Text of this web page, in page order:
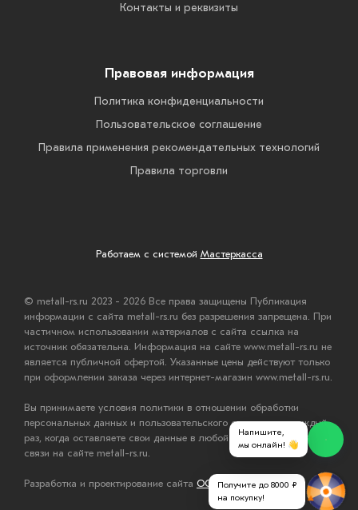
Контакты и реквизиты
Правовая информация
Политика конфиденциальности
Пользовательское соглашение
Правила применения рекомендательных технологий
Правила торговли
Работаем с системой Мастеркасса
© metall-rs.ru 2023 - 2026 Все права защищены Публикация
информации с сайта metall-rs.ru без разрешения запрещена. При
частичном использовании материалов с сайта ссылка на
источник обязательна. Информация на сайте www.metall-rs.ru не
является публичной офертой. Указанные цены действуют только
при оформлении заказа через интернет-магазин www.metall-rs.ru.
Вы принимаете условия политики в отношении обработки
персональных данных и пользовательского соглашения каждый
раз, когда оставляете свои данные в любой форме обратной
связи на сайте metall-rs.ru.
Разработка и проектирование сайта ООО "Мастервеб"
Напишите,
мы онлайн! 👋
Получите до 8000 ₽
на покупку!